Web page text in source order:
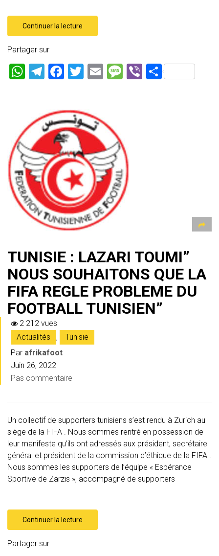
Continuer la lecture
Partager sur
W
s
A
p
p
T
gr
a
m
F
b
o
ok
T
er
E
l
M
e
Vi P
TUNISIE : LAZARI TOUMI”
NOUS SOUHAITONS QUE LA
FIFA REGLE PROBLEME DU
FOOTBALL TUNISIEN”
2 212 vues
Actualités
,
Tunisie
Par afrikafoot
Juin 26, 2022
Pas commentaire
Un collectif de supporters tunisiens s’est rendu à Zurich au
siège de la FIFA . Nous sommes rentré en possession de
leur manifeste qu’ils ont adressés aux président, secrétaire
général et président de la commission d’éthique de la FIFA .
Nous sommes les supporters de l’équipe « Espérance
Sportive de Zarzis », accompagné de supporters
Continuer la lecture
Partager sur